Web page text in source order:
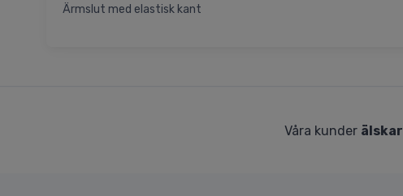
Ärmslut med elastisk kant
Våra kunder älskar